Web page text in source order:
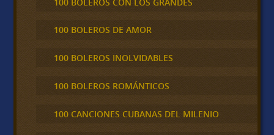
100 BOLEROS DE AMOR
100 BOLEROS INOLVIDABLES
100 BOLEROS ROMÁNTICOS
100 CANCIONES CUBANAS DEL MILENIO